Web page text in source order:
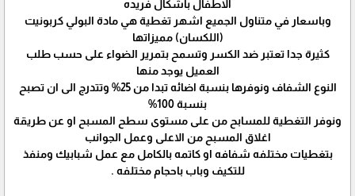
الاطفال باشكال فريده
وباسعار في متناول الجميع اشهر تغطية هي مادة البولي كربونيت
(اللكسان) مميزاتها
كثيرة جدا تعتبر ضد الكسر وتسمح بتمرير الضواء على حسب طلب
العميل يوجد منها
النوع الشفاف ونوفرها بنسبة اضائه تبدا من 25% وتتدرج الى ان تصبح
بنسبة 100%
ونوفر التغطية للمسابح من على مستوى سطح المسبح او عن طريقة
اغلاق المسبح من الاعلى وعمل الجوانب
بتغطيات مختلفه شفافه او كاتمه بالكامل مع عمل شبابيك ومنفذ
للتكيف وباب باحجام مختلفه .